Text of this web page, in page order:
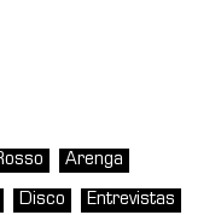
Arenga
Disco Entrevistas